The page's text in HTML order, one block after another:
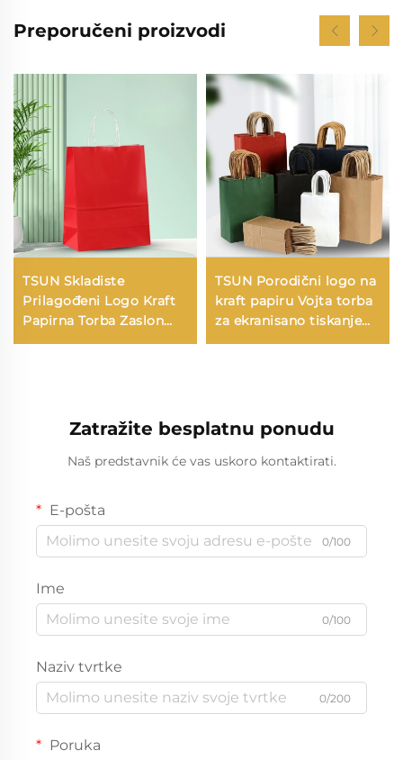
Preporučeni proizvodi
TSUN Skladiste
Prilagođeni Logo Kraft
Papirna Torba Zaslon
Tiskanje Površina Nova
TSUN Porodični logo na
kraft papiru Vojta torba
za ekranisano tiskanje
na površini Nova
Štapci
Zatražite besplatnu ponudu
Naš predstavnik će vas uskoro kontaktirati.
E-pošta
0/100
Ime
0/100
Naziv tvrtke
0/200
Poruka